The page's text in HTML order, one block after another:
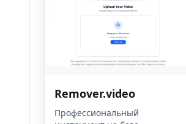
Remover.video
Профессиональный